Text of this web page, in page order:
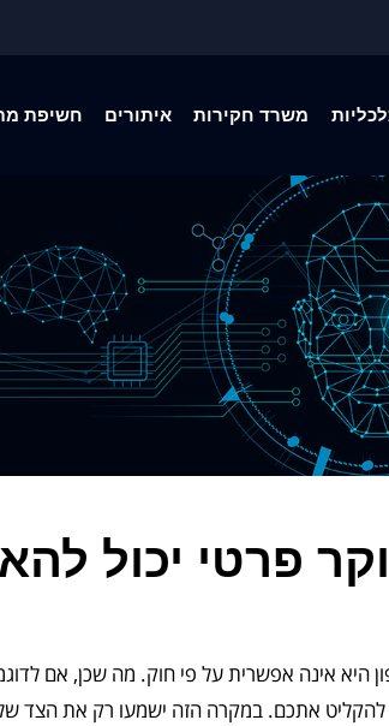
משרד חקירות איתורים חשיפת
פרטי יכול
היא אינה אפשרית על פי חוק. מה שכן, אם
להקליט אתכם. במקרה הזה ישמעו רק את הצד